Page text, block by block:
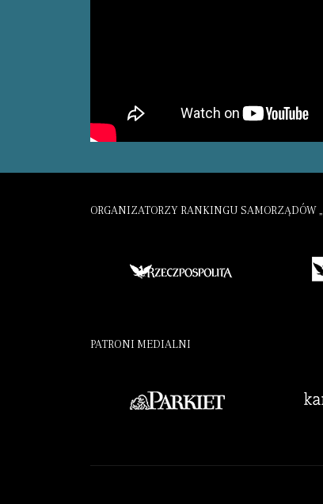
ORGANIZATORZY RANKINGU SAMORZĄDÓW
PATRONI MEDIALNI